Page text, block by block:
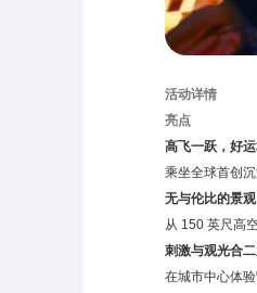
活动详情
亮点
高飞一跃，好
乘坐全球首创
无与伦比的景观
从 150 英尺高
刺激与观光合
在城市中心体